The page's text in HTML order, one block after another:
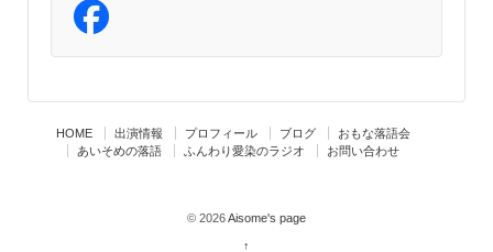
HOME 出演情報 プロフィール ブログ
おもな落語会
あいそめの落語
ふんわり愛染のラジオ お問い合わせ
© 2026Aisome's page
↑